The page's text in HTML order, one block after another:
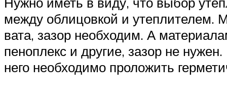
между облицовкой и утеплителем.
вата, зазор необходим. А
пеноплекс и другие, зазор не
него необходимо проложить